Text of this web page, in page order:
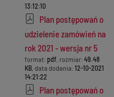
13:12:10
Plan postępowań o
udzielenie zamówień na
rok 2021 - wersja nr 5
format: pdf, rozmiar: 49.48
KB, data dodania: 12-10-2021
14:21:22
Plan postępowań o